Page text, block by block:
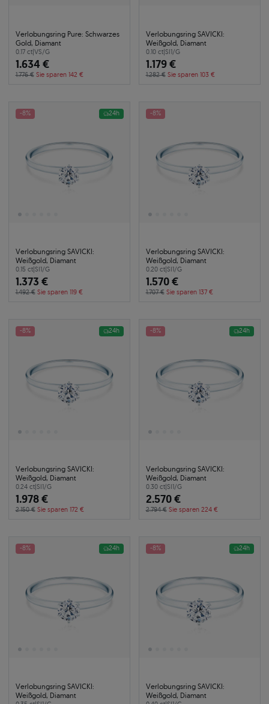
Verlobungsring Pure: Schwarzes
Gold, Diamant
0.17 ct|VS/G
1.634 €
1.776 € Sie sparen 142 €
Verlobungsring SAVICKI:
Weißgold, Diamant
0.10 ct|SI1/G
1.179 €
1.282 € Sie sparen 103 €
-8% 24h
Verlobungsring SAVICKI:
Weißgold, Diamant
0.15 ct|SI1/G
1.373 €
1.492 € Sie sparen 119 €
-8%
Verlobungsring SAVICKI:
Weißgold, Diamant
0.20 ct|SI1/G
1.570 €
1.707 € Sie sparen 137 €
-8% 24h
Verlobungsring SAVICKI:
Weißgold, Diamant
0.24 ct|SI1/G
1.978 €
2.150 € Sie sparen 172 €
-8% 24h
Verlobungsring SAVICKI:
Weißgold, Diamant
0.30 ct|SI1/G
2.570 €
2.794 € Sie sparen 224 €
-8% 24h
Verlobungsring SAVICKI:
Weißgold, Diamant
-8% 24h
Verlobungsring SAVICKI:
Weißgold, Diamant